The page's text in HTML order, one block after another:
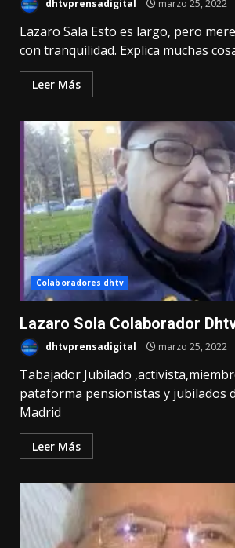
dhtvprensadigital marzo 25, 2022
Lazaro Sala Esto es largo, pero
con tranquilidad. Explica muchas
Leer Más
Colaboradores dhtv
Lazaro Sola Colaborador
dhtvprensadigital marzo 25, 2022
Tabajador Jubilado
pataforma pensionistas y jubilados
Madrid
Leer Más